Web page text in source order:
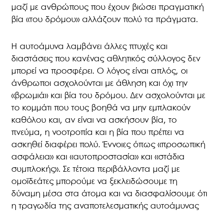
μαζί με ανθρώπους που έχουν βιώσει πραγματική
βία «του δρόμου» αλλάζουν πολύ τα πράγματα.
Η αυτοάμυνα λαμβάνει άλλες πτυχές και
διαστάσεις που κανένας αθλητικός σύλλογος δεν
μπορεί να προσφέρει. Ο λόγος είναι απλός, οι
άνθρωποι ασχολούνται με άθληση και όχι την
«βρωμιά» και βία του δρόμου. Δεν ασχολούνται με
το κομμάτι που τους βοηθά να μην εμπλακούν
καθόλου και, αν είναι να ασκήσουν βία, το
πνεύμα, η νοοτροπία και η βία που πρέπει να
ασκηθεί διαφέρει πολύ. Έννοιες όπως «προσωπική
ασφάλεια» και «αυτοπροστασία» και «στάδια
συμπλοκής». Σε τέτοια περιβάλλοντα μαζί με
ομοϊδεάτες μπορούμε να ξεκλειδώσουμε τη
δύναμη μέσα στα άτομα και να διασφαλίσουμε ότι
η τραγωδία της αναποτελεσματικής αυτοάμυνας